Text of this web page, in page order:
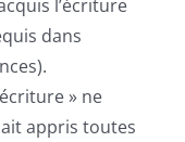
l’écriture
dans
» ne
appris toutes